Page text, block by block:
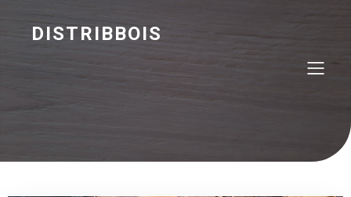
DISTRIBBOIS